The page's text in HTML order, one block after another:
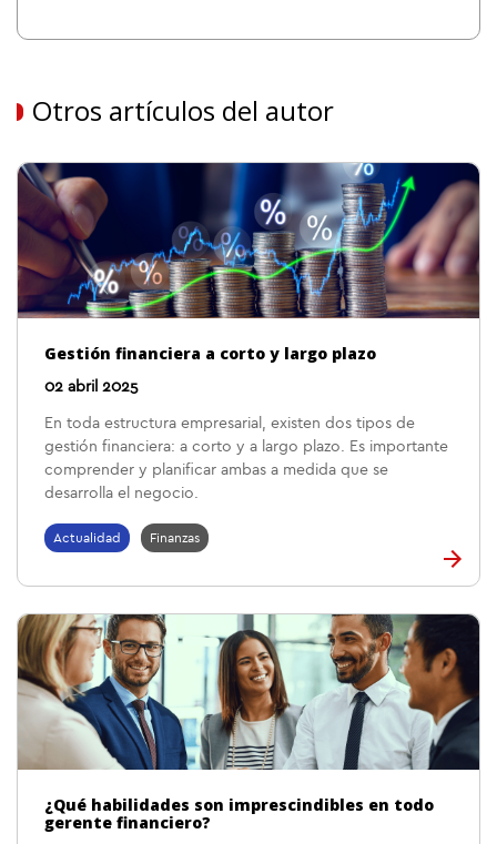
Otros artículos del autor
Gestión financiera a corto y largo plazo
02 abril 2025
En toda estructura empresarial, existen dos tipos de
gestión financiera: a corto y a largo plazo. Es importante
comprender y planificar ambas a medida que se
desarrolla el negocio.
Actualidad Finanzas
¿Qué habilidades son imprescindibles en todo
gerente financiero?